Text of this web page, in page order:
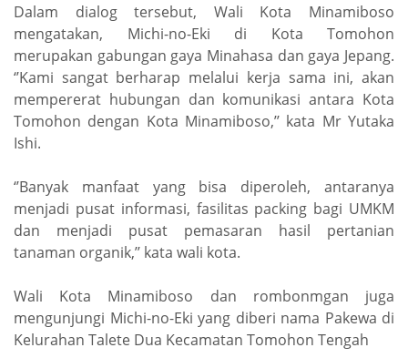
Dalam dialog tersebut, Wali Kota Minamiboso
mengatakan, Michi-no-Eki di Kota Tomohon
merupakan gabungan gaya Minahasa dan gaya Jepang.
‘’Kami sangat berharap melalui kerja sama ini, akan
mempererat hubungan dan komunikasi antara Kota
Tomohon dengan Kota Minamiboso,’’ kata Mr Yutaka
Ishi.
‘’Banyak manfaat yang bisa diperoleh, antaranya
menjadi pusat informasi, fasilitas packing bagi UMKM
dan menjadi pusat pemasaran hasil pertanian
tanaman organik,’’ kata wali kota.
Wali Kota Minamiboso dan rombonmgan juga
mengunjungi Michi-no-Eki yang diberi nama Pakewa di
Kelurahan Talete Dua Kecamatan Tomohon Tengah